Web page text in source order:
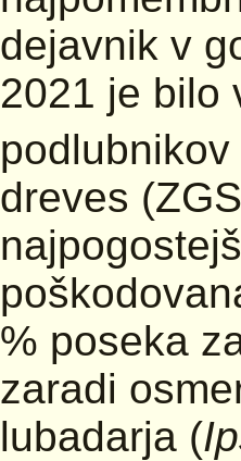
dejavnik v
2021 je bilo
dreves
% poseka
zaradi
lubadarja (